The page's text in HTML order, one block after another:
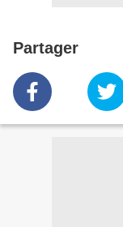
Partager